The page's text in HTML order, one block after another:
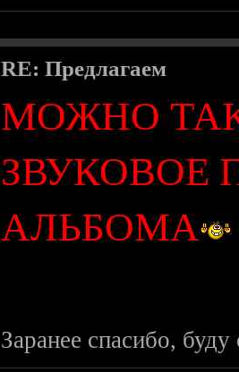
RE: Предлагаем
МОЖНО
ЗВУКОВОЕ
АЛЬБОМА
Заранее спасибо,